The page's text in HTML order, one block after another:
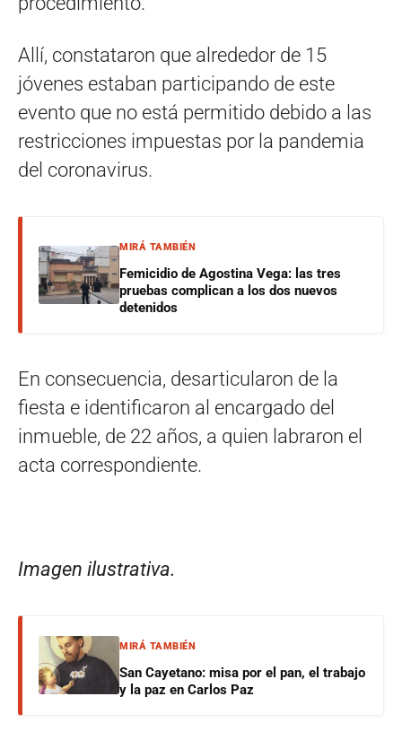
Allí, constataron que alrededor de 15
jóvenes estaban participando de este
evento que no está permitido debido a las
restricciones impuestas por la pandemia
del coronavirus.
MIRÁ TAMBIÉN
Femicidio de Agostina Vega: las tres
pruebas complican a los dos nuevos
detenidos
En consecuencia, desarticularon de la
fiesta e identificaron al encargado del
inmueble, de 22 años, a quien labraron el
acta correspondiente.
Imagen ilustrativa.
MIRÁ TAMBIÉN
San Cayetano: misa por el pan, el trabajo
y la paz en Carlos Paz